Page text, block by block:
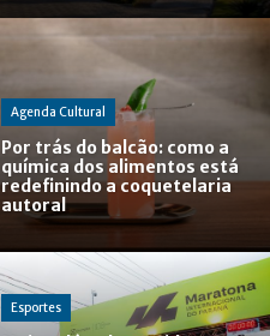
Agenda Cultural
Por trás do balcão: como a
química dos alimentos está
redefinindo a coquetelaria
autoral
Esportes